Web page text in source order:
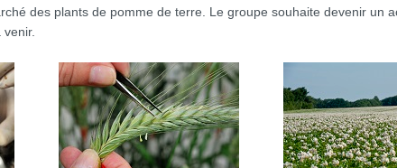
des plants de pomme de terre. Le groupe souhaite devenir un